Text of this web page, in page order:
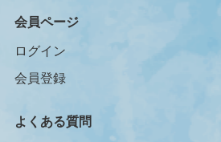
会員ページ
ログイン
会員登録
よくある質問